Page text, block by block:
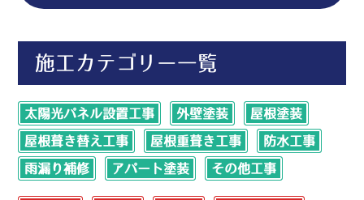
施工カテゴリー一覧
太陽光パネル設置工事 外壁塗装 屋根塗装
屋根葺き替え工事 屋根重葺き工事 防水工事
雨漏り補修 アパート塗装 その他工事